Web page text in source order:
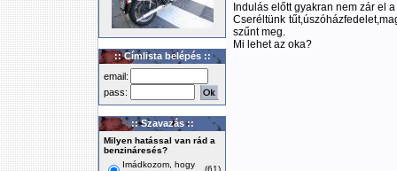
:: Címlista belépés ::
email:
pass:
:: Szavazás ::
Milyen hatással van rád a
benzináresés?
Imádkozom, hogy
(61)
Indulás előtt gyakran nem zár el
Cseréltünk
szűnt meg.
Mi lehet az oka?